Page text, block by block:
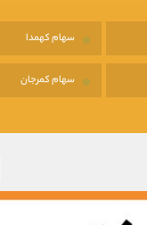
سهام کهمدا
سهام کمرجان